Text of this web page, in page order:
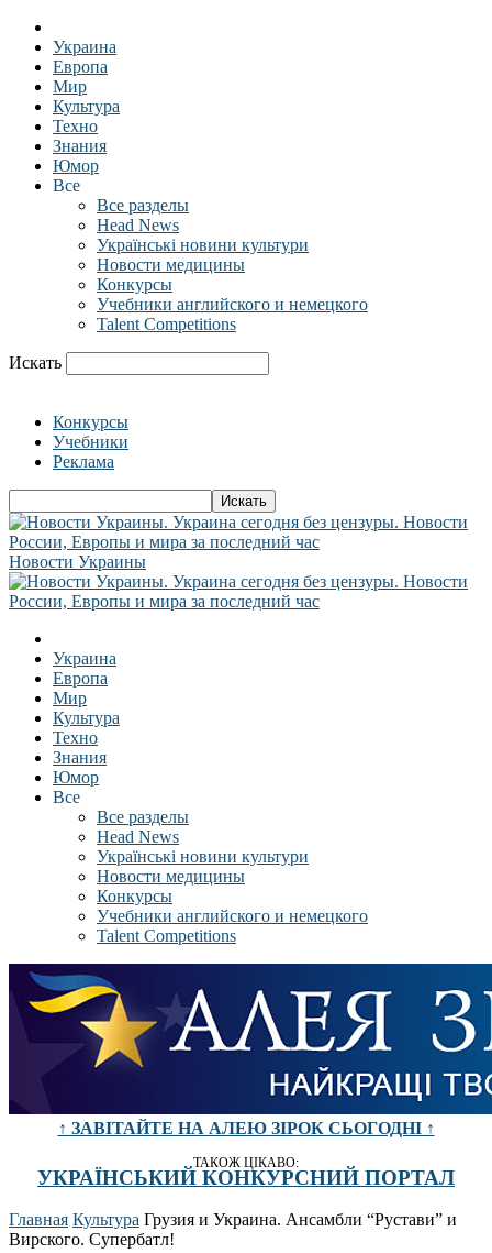
Украина
Европа
Мир
Культура
Техно
Знания
Юмор
Все
Все разделы
Head News
Українські новини культури
Новости медицины
Конкурсы
Учебники английского и немецкого
Talent Competitions
Искать
Конкурсы
Учебники
Реклама
Новости Украины
Украина
Европа
Мир
Культура
Техно
Знания
Юмор
Все
Все разделы
Head News
Українські новини культури
Новости медицины
Конкурсы
Учебники английского и немецкого
Talent Competitions
↑ ЗАВІТАЙТЕ НА АЛЕЮ ЗІРОК СЬОГОДНІ ↑
ТАКОЖ ЦІКАВО:
УКРАЇНСЬКИЙ КОНКУРСНИЙ ПОРТАЛ
Главная Культура Грузия и Украина. Ансамбли “Рустави” и
Вирского. Супербатл!